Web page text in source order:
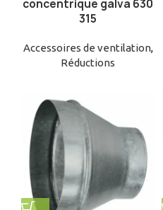
concentrique galva 630
315
Accessoires de ventilation,
Réductions